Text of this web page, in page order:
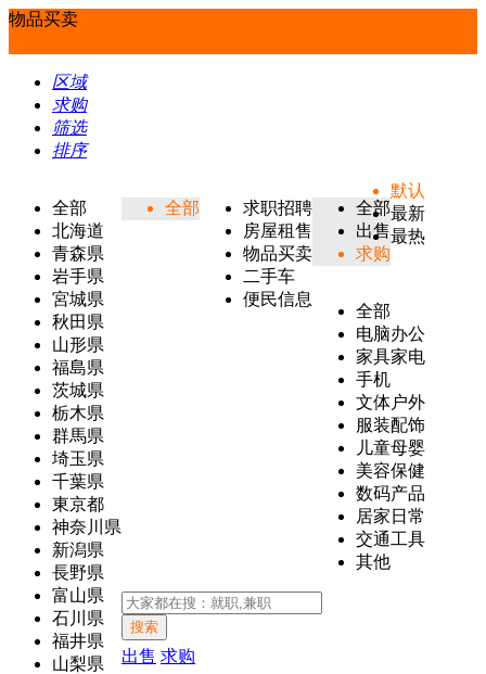
物品买卖
区域
求购
筛选
排序
全部
北海道
青森県
岩手県
宮城県
秋田県
山形県
福島県
茨城県
栃木県
群馬県
埼玉県
千葉県
東京都
神奈川県
新潟県
長野県
富山県
石川県
福井県
山梨県
全部
求职招聘
房屋租售
物品买卖
二手车
便民信息
全部
出售
求购
全部
电脑办公
家具家电
手机
文体户外
服装配饰
儿童母婴
美容保健
数码产品
居家日常
交通工具
其他
默认
最新
最热
搜索
出售 求购